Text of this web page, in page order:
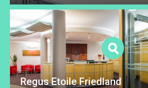
Regus Etoile Friedland